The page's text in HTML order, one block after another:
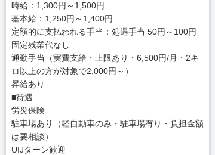
時給：1,300円～1,500円
基本給：1,250円～1,400円
定額的に支払われる手当：処遇手当 50円～100円
固定残業代なし
通勤手当（実費支給・上限あり・6,500円/月・2キ
ロ以上の方が対象で2,000円～）
昇給あり
■待遇
労災保険
駐車場あり（軽自動車のみ・駐車場有り・負担金額
は要相談）
UIJターン歓迎